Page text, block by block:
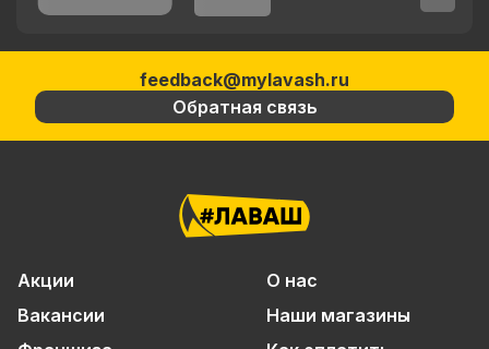
feedback@mylavash.ru
Обратная связь
Акции
О нас
Вакансии
Наши магазины